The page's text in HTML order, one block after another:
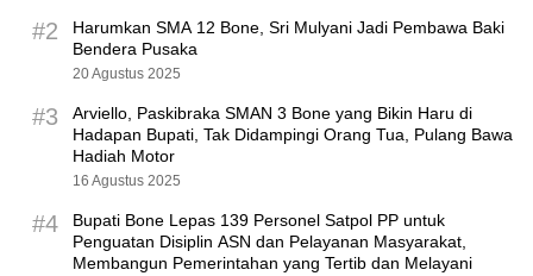
#2
Harumkan SMA 12 Bone, Sri Mulyani Jadi Pembawa Baki
Bendera Pusaka
20 Agustus 2025
#3
Arviello, Paskibraka SMAN 3 Bone yang Bikin Haru di
Hadapan Bupati, Tak Didampingi Orang Tua, Pulang Bawa
Hadiah Motor
16 Agustus 2025
#4
Bupati Bone Lepas 139 Personel Satpol PP untuk
Penguatan Disiplin ASN dan Pelayanan Masyarakat,
Membangun Pemerintahan yang Tertib dan Melayani